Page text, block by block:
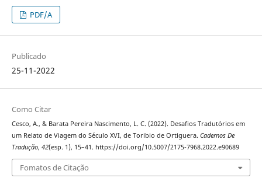
PDF/A
Publicado
25-11-2022
Como Citar
Cesco, A., & Barata Pereira Nascimento, L. C. (2022). Desafios Tradutórios em
um Relato de Viagem do Século XVI, de Toribio de Ortiguera. Cadernos De
Tradução, 42(esp. 1), 15–41. https://doi.org/10.5007/2175-7968.2022.e90689
Fomatos de Citação